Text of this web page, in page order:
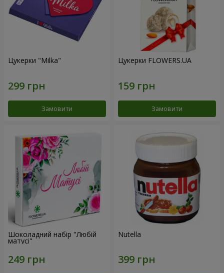
Цукерки "Milka"
Замовити
Цукерки FLOWERS.UA
Замовити
Шоколадний набір "Любій
матусі"
Nutella